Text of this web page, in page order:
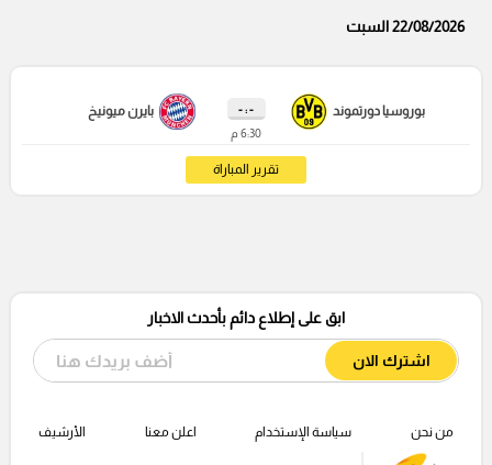
22/08/2026 السبت
بوروسيا دورتموند
- : -
6:30 م
بايرن ميونيخ
تقرير المباراة
ابق على إطلاع دائم بأحدث الاخبار
اشترك الان
من نحن سياسة الإستخدام اعلن معنا الأرشيف